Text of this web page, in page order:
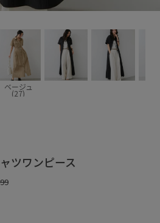
ベージュ
(27)
ツワンピース